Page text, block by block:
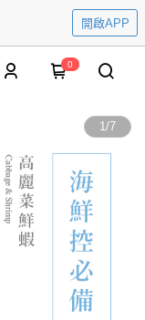
開啟APP
0
1/7